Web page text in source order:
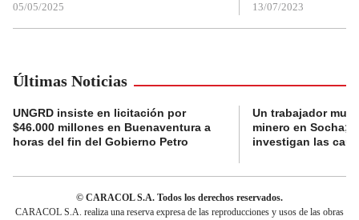
05/05/2025 13/07/2023
Últimas Noticias
UNGRD insiste en licitación por
$46.000 millones en Buenaventura a
horas del fin del Gobierno Petro
Un trabajador
minero en Socha;
investigan las
© CARACOL S.A. Todos los derechos reservados.
CARACOL S.A. realiza una reserva expresa de las reproducciones y usos de las obras